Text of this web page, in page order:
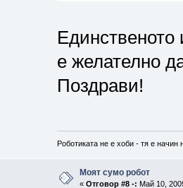
Единственото
е желателно
Поздрави!
Роботиката не е хоби - тя е начин
Моят сумо робот
« Отговор #8 -: Май 10,